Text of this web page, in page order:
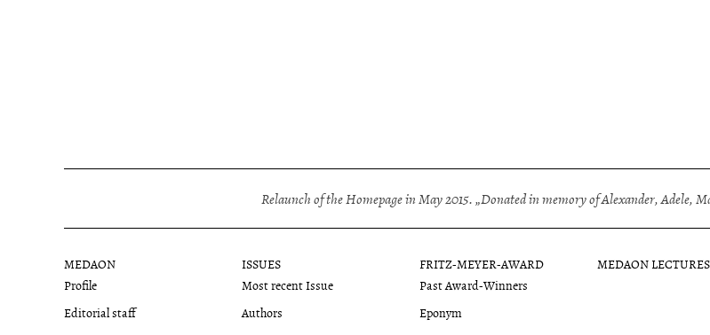
Relaunch of the Homepage in May 2015. „Donated in memory of Alexander, Adele,
MEDAON
Profile
Editorial staff
ISSUES
Most recent Issue
Authors
FRITZ-MEYER-AWARD
Past Award-Winners
Eponym
MEDAON LECTURES